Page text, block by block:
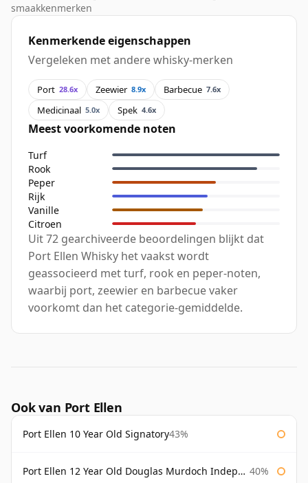
smaakkenmerken
Kenmerkende eigenschappen
Vergeleken met andere whisky-merken
Port 28.6x Zeewier 8.9x Barbecue 7.6x
Medicinaal 5.0x Spek 4.6x
Meest voorkomende noten
Turf
Rook
Peper
Rijk
Vanille
Citroen
Uit 72 gearchiveerde beoordelingen blijkt dat
Port Ellen Whisky het vaakst wordt
geassocieerd met turf, rook en peper-noten,
waarbij port, zeewier en barbecue vaker
voorkomt dan het categorie-gemiddelde.
Ook van Port Ellen
Port Ellen 10 Year Old Signatory43%
Port Ellen 12 Year Old Douglas Murdoch Independent Bottling 40%